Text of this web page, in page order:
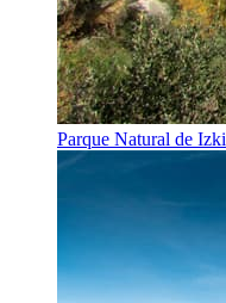
Parque Natural de Izki